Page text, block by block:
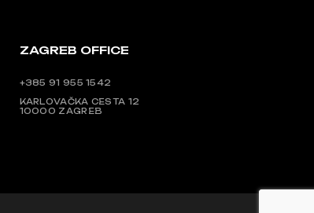
ZAGREB OFFICE
+385 91 955 1542
KARLOVAČKA CESTA 12
10000 ZAGREB